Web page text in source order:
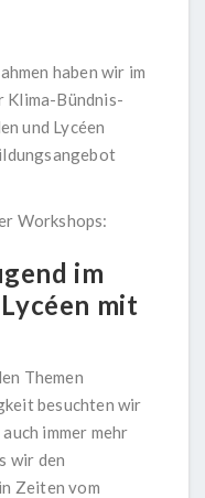
haben wir im
Klima-Bündnis-
und Lycéen
Workshops:
im
mit
Themen
besuchten wir
immer mehr
wir den
Zeiten vom